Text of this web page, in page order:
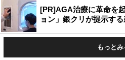
[PR]AGA治療に革命を
ョン」銀クリが提示す
もっとみ